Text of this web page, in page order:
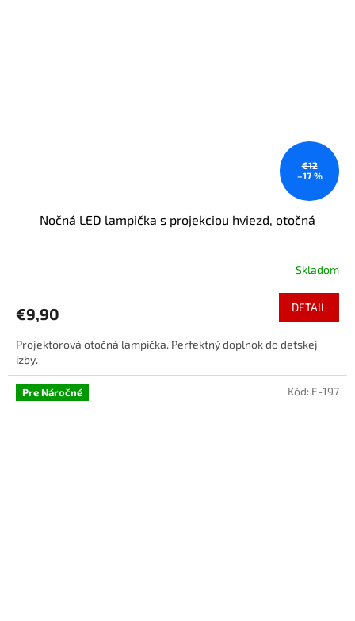
€12
–17 %
Nočná LED lampička s projekciou hviezd, otočná
Skladom
€9,90 DETAIL
Projektorová otočná lampička. Perfektný doplnok do detskej
izby.
Pre Náročné Kód: E-197